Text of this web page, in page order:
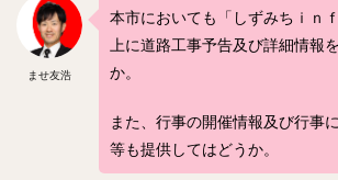
ませ友浩
本市においても「しずみちｉｎ
上に道路工事予告及び詳細情報
か。
また、行事の開催情報及び行事
等も提供してはどうか。